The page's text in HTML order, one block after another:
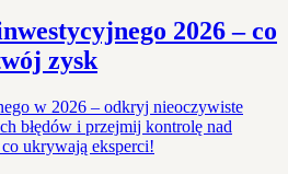
2026 – co
zysk
w 2026 – odkryj nieoczywiste
błędów i przejmij kontrolę nad
ukrywają eksperci!